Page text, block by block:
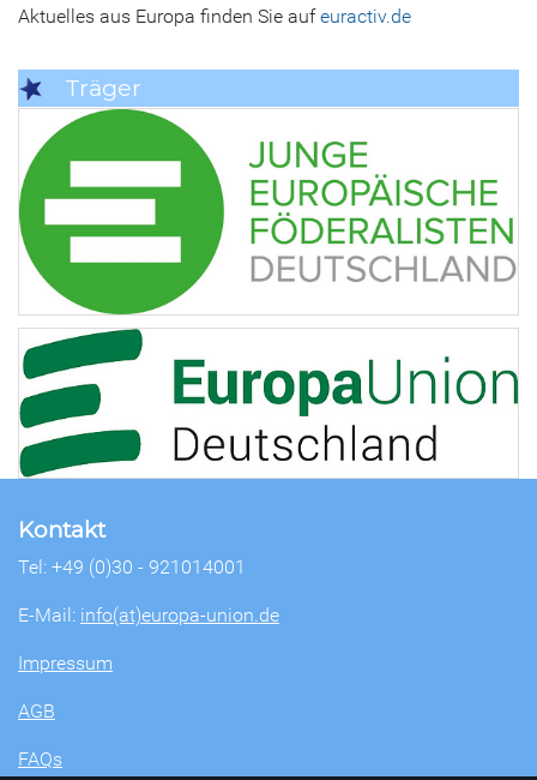
Aktuelles aus Europa finden Sie aufeuractiv.de
Träger
Kontakt
Tel: +49 (0)30 - 921014001
E-Mail: info(at)europa-union.de
Impressum
AGB
FAQs